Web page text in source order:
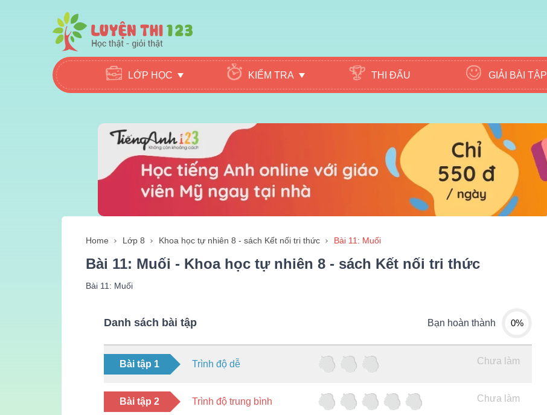
LỚP HỌC KIỂM TRA THI ĐẤU GIẢI BÀI TẬP
Home Lớp 8 Khoa học tự nhiên 8 - sách Kết nối tri thức Bài 11: Muối
Bài 11: Muối - Khoa học tự nhiên 8 - sách Kết nối tri thức
Bài 11: Muối
Danh sách bài tập Bạn hoàn thành 0%
Bài tập 1 Trình độ dễ Chưa làm
Bài tập 2 Trình độ trung bình Chưa làm